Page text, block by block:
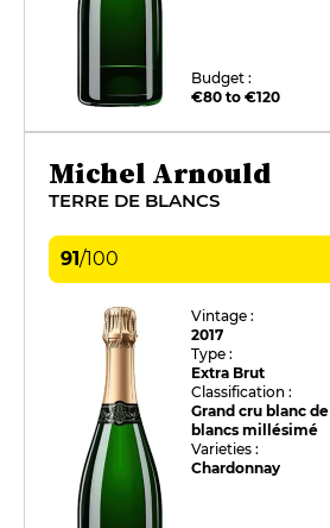
Budget :
€80 to €120
Michel Arnould
TERRE DE BLANCS
91/100
Vintage :
2017
Type :
Extra Brut
Classification :
Grand cru blanc de
blancs millésimé
Varieties :
Chardonnay